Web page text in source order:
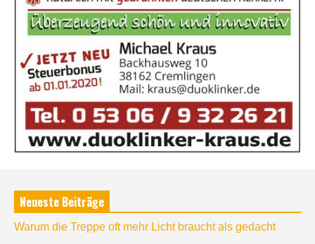
Neueste Beiträge
Warum die Treppe oft mehr Licht braucht als gedacht